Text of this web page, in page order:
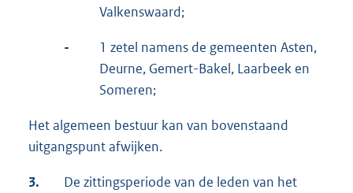
Valkenswaard;
-
1 zetel namens de gemeenten Asten,
Deurne, Gemert-Bakel, Laarbeek en
Someren;
Het algemeen bestuur kan van bovenstaand
uitgangspunt afwijken.
3.
De zittingsperiode van de leden van het